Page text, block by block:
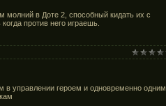
в Доте 2, способный кидать их с
против него играешь.
в управлении героем и одновременно одним